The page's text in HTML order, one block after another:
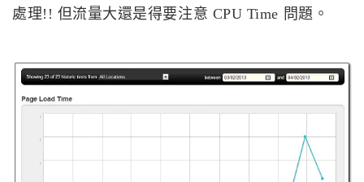
處理!! 但流量大還是得要注意 CPU Time 問題。